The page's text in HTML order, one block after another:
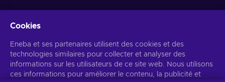
S’abonner
Vous pouvez vous désabonner à tout moment. Consultez l'avis de
Cookies
Eneba et ses partenaires utilisent des cookies et des
technologies similaires pour collecter et analyser des
informations sur les utilisateurs de ce site web. Nous utilisons
ces informations pour améliorer le contenu, la publicité et